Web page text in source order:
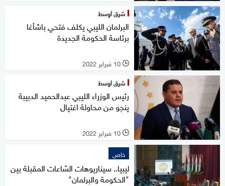
شرق أوسط
البرلمان الليبي يكلف فتحي باشأغا
برئاسة الحكومة الجديدة
l 10 فبراير 2022
شرق أوسط
رئيس الوزراء الليبي عبدالحميد الدبيبة
ينجو من محاولة اغتيال
l 10 فبراير 2022
خاص
ليبيا.. سيناريوهات السّاعات المقبلة بين
"الحكومة والبرلمان"